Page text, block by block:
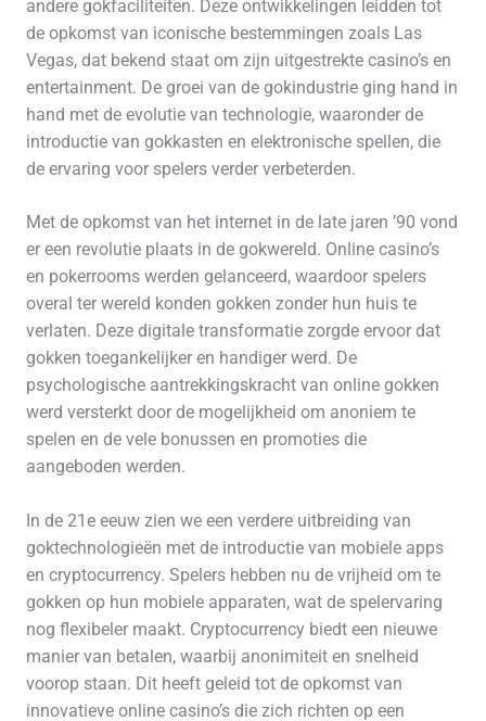
andere gokfaciliteiten. Deze ontwikkelingen leidden tot
de opkomst van iconische bestemmingen zoals Las
Vegas, dat bekend staat om zijn uitgestrekte casino’s en
entertainment. De groei van de gokindustrie ging hand in
hand met de evolutie van technologie, waaronder de
introductie van gokkasten en elektronische spellen, die
de ervaring voor spelers verder verbeterden.
Met de opkomst van het internet in de late jaren ’90 vond
er een revolutie plaats in de gokwereld. Online casino’s
en pokerrooms werden gelanceerd, waardoor spelers
overal ter wereld konden gokken zonder hun huis te
verlaten. Deze digitale transformatie zorgde ervoor dat
gokken toegankelijker en handiger werd. De
psychologische aantrekkingskracht van online gokken
werd versterkt door de mogelijkheid om anoniem te
spelen en de vele bonussen en promoties die
aangeboden werden.
In de 21e eeuw zien we een verdere uitbreiding van
goktechnologieën met de introductie van mobiele apps
en cryptocurrency. Spelers hebben nu de vrijheid om te
gokken op hun mobiele apparaten, wat de spelervaring
nog flexibeler maakt. Cryptocurrency biedt een nieuwe
manier van betalen, waarbij anonimiteit en snelheid
voorop staan. Dit heeft geleid tot de opkomst van
innovatieve online casino’s die zich richten op een